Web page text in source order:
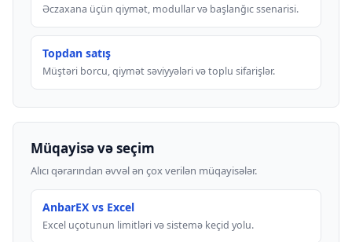
Əczaxana üçün qiymət, modullar və başlanğıc ssenarisi.
Topdan satış
Müştəri borcu, qiymət səviyyələri və toplu sifarişlər.
Müqayisə və seçim
Alıcı qərarından əvvəl ən çox verilən müqayisələr.
AnbarEX vs Excel
Excel uçotunun limitləri və sistemə keçid yolu.